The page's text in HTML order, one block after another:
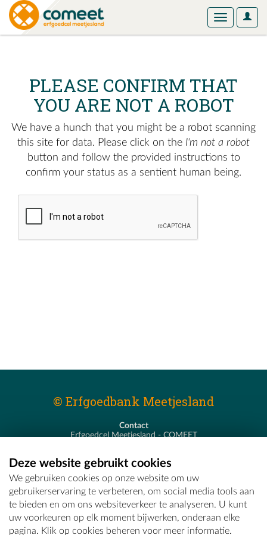
User
Toggle
PLEASE CONFIRM THAT
YOU ARE NOT A ROBOT
We have a hunch that you might be a robot scanning
this site for data. Please click on the I'm not a robot
button and follow the provided instructions to
confirm your status as a sentient human being.
© Erfgoedbank Meetjesland
Contact
Erfgoedcel Meetjesland - COMEET
T - 09 373 75 96
E -erfgoedcel@comeet.be
Deze website gebruikt cookies
We gebruiken cookies op onze website om uw
gebruikerservaring te verbeteren, om social media tools aan
te bieden en om ons websiteverkeer te analyseren. U kunt
uw voorkeuren op elk moment bijwerken, onderaan elke
pagina. Klik op cookies beheren voor meer informatie.